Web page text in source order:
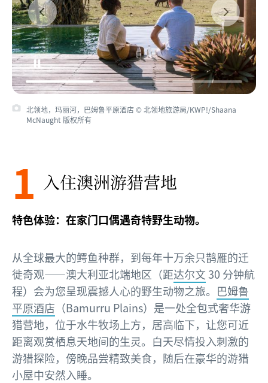
北领地，玛丽河，巴姆鲁平原酒店 © 北领地旅游局/KWP!/Shaana
McNaught 版权所有
北领地，玛丽河，巴姆鲁平原酒店 © 北领地旅游局/KWP!/Shaana
McNaught 版权所有
1 入住澳洲游猎营地
特色体验：在家门口偶遇奇特野生动物。
从全球最大的鳄鱼种群，到每年十万余只鹊雁的迁
徙奇观——澳大利亚北端地区（距达尔文30 分钟航
程）会为您呈现震撼人心的野生动物之旅。 巴姆鲁
平原酒店 （Bamurru Plains）是一处全包式奢华游
猎营地，位于水牛牧场上方，居高临下，让您可近
距离观赏栖息天地间的生灵。白天尽情投入刺激的
游猎探险，傍晚品尝精致美食，随后在豪华的游猎
小屋中安然入睡。